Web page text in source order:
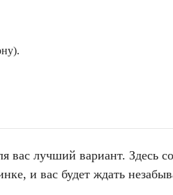
вас лучший вариант. Здесь
и вас будет ждать